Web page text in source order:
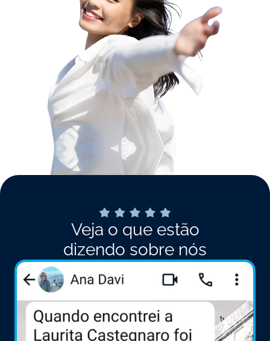
Veja o que estão
dizendo sobre nós